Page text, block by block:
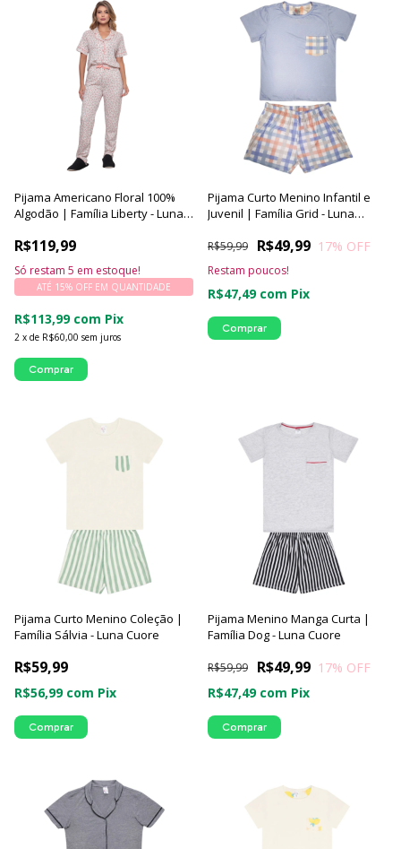
Pijama Americano Floral 100%
Algodão | Família Liberty - Luna
R$119,99
2 x de R$60,00 sem juros
ATÉ 15% OFF EM QUANTIDADE
R$113,99 com Pix
Só restam 5 em estoque!
Comprar
Pijama Curto Menino Infantil e
Juvenil | Família Grid - Luna
R$49,99
R$59,99 17% OFF
R$47,49 com Pix
Restam poucos!
Comprar
Pijama Curto Menino Coleção |
Família Sálvia - Luna Cuore
R$59,99
R$56,99 com Pix
Comprar
Pijama Menino Manga Curta |
Família Dog - Luna Cuore
R$49,99
R$59,99 17% OFF
R$47,49 com Pix
Comprar